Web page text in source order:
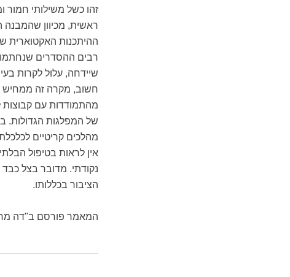
זהו כשל משילותי
ראשית, מכיוון
ההיתכנות האקטוארית
רבים ההסדרים שנחתמו
שיידחה, עלול לקרות
חשוב, מקרה זה ממחיש
מהתמודדות עם קבוצות
של המפלגות הגדולות.
מהלכים קריטיים
אין לראות בטיפול
נקודתי. מדובר בצל
הציבור בכללותו.
המאמר פורסם ב"דה